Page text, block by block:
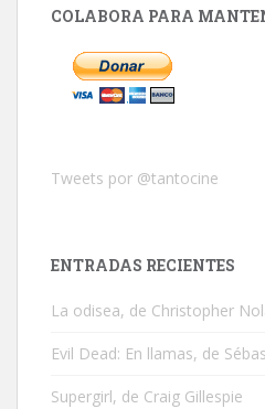
COLABORA PARA
Tweets por @tantocine
ENTRADAS RECIENTES
La odisea, de Christopher
Evil Dead: En llamas, de
Supergirl, de Craig Gillespie